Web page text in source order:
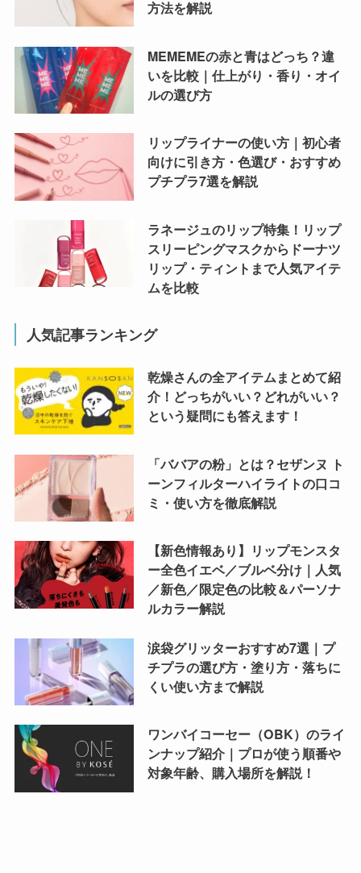
方法を解説
MEMEMEの赤と青はどっち？違
いを比較｜仕上がり・香り・オイ
ルの選び方
リップライナーの使い方｜初心者
向けに引き方・色選び・おすすめ
プチプラ7選を解説
ラネージュのリップ特集！リップ
スリーピングマスクからドーナツ
リップ・ティントまで人気アイテ
ムを比較
人気記事ランキング
乾燥さんの全アイテムまとめて紹
介！どっちがいい？どれがいい？
という疑問にも答えます！
「ババアの粉」とは？セザンヌ ト
ーンフィルターハイライトの口コ
ミ・使い方を徹底解説
【新色情報あり】リップモンスタ
ー全色イエベ／ブルベ分け｜人気
／新色／限定色の比較＆パーソナ
ルカラー解説
涙袋グリッターおすすめ7選｜プ
チプラの選び方・塗り方・落ちに
くい使い方まで解説
ワンバイコーセー（OBK）のライ
ンナップ紹介｜プロが使う順番や
対象年齢、購入場所を解説！